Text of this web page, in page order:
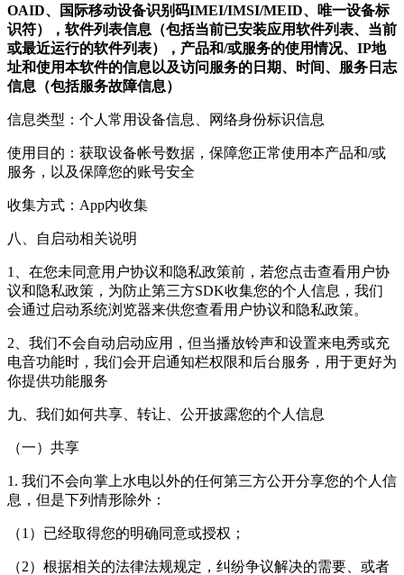
OAID、国际移动设备识别码IMEI/IMSI/MEID、唯一设备标
识符），软件列表信息（包括当前已安装应用软件列表、当前
或最近运行的软件列表），产品和/或服务的使用情况、IP地
址和使用本软件的信息以及访问服务的日期、时间、服务日志
信息（包括服务故障信息）
信息类型：个人常用设备信息、网络身份标识信息
使用目的：获取设备帐号数据，保障您正常使用本产品和/或
服务，以及保障您的账号安全
收集方式：App内收集
八、自启动相关说明
1、在您未同意用户协议和隐私政策前，若您点击查看用户协
议和隐私政策，为防止第三方SDK收集您的个人信息，我们
会通过启动系统浏览器来供您查看用户协议和隐私政策。
2、我们不会自动启动应用，但当播放铃声和设置来电秀或充
电音功能时，我们会开启通知栏权限和后台服务，用于更好为
你提供功能服务
九、我们如何共享、转让、公开披露您的个人信息
（一）共享
1. 我们不会向掌上水电以外的任何第三方公开分享您的个人信
息，但是下列情形除外：
（1）已经取得您的明确同意或授权；
（2）根据相关的法律法规规定，纠纷争议解决的需要、或者